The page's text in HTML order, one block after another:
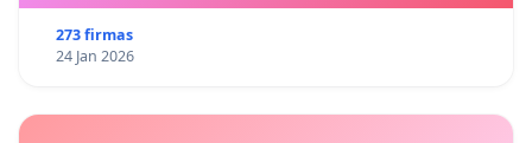
273 firmas
24 Jan 2026